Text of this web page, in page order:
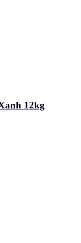
12kg